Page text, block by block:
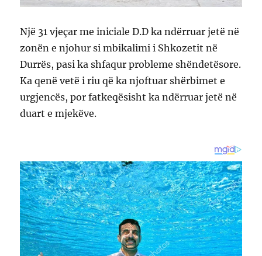
Një 31 vjeçar me iniciale D.D ka ndërruar jetë në
zonën e njohur si mbikalimi i Shkozetit në
Durrës, pasi ka shfaqur probleme shëndetësore.
Ka qenë vetë i riu që ka njoftuar shërbimet e
urgjencës, por fatkeqësisht ka ndërruar jetë në
duart e mjekëve.